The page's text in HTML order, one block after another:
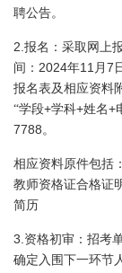
聘公告。
2. 报名：采取网上
间： 2024年11 月 7
报名表及相应资料
“学段+学科+姓名+
7788。
相应资料原件包
教师资格证合格
简历
3. 资格初审：招考
确定入围下一环节